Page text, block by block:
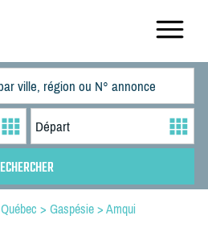
Québec > Gaspésie> Amqui